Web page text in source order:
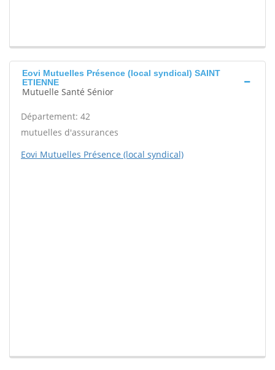
Eovi Mutuelles Présence (local syndical) SAINT
ETIENNE
Mutuelle Santé Sénior
Département: 42
mutuelles d'assurances
Eovi Mutuelles Présence (local syndical)